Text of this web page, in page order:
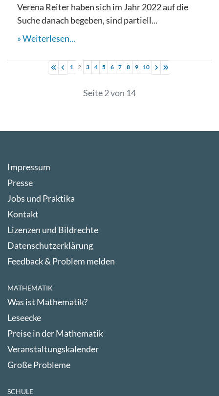
Verena Reiter haben sich im Jahr 2022 auf die
Suche danach begeben, sind partiell...
Weiterlesen...
1 2 3 4 5 6 7 8 9 10
Seite 2 von 14
Impressum
Presse
Jobs und Praktika
Kontakt
Lizenzen und Bildrechte
Datenschutzerklärung
Feedback & Problem melden
MATHEMATIK
Was ist Mathematik?
Leseecke
Preise in der Mathematik
Veranstaltungskalender
Große Probleme
SCHULE